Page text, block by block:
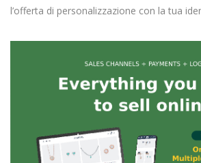
l’offerta di personalizzazione con la tua